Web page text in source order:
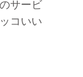
サービ
コいい